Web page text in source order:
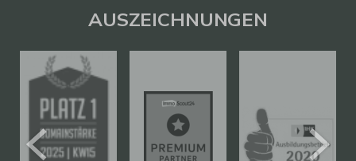
AUSZEICHNUNGEN